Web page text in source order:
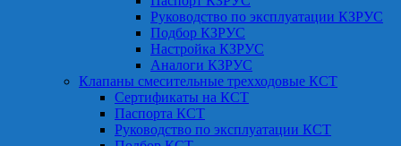
Руководство по эксплуатации КЗРУС
Подбор КЗРУС
Настройка КЗРУС
Аналоги КЗРУС
Клапаны смесительные трехходовые КСТ
Сертификаты на КСТ
Паспорта КСТ
Руководство по эксплуатации КСТ